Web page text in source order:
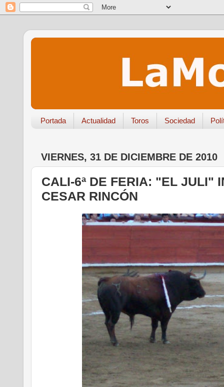
Portada Actualidad Toros Sociedad
VIERNES, 31 DE DICIEMBRE DE 2010
CALI-6ª DE FERIA: "EL JULI"
CESAR RINCÓN